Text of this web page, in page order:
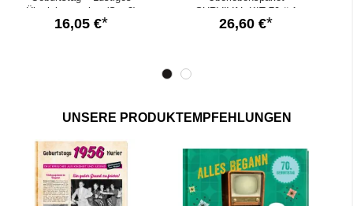
Überlebenspaket (Set 3)
16,05 €
SURVIVAL KIT 70 # 1
26,60 €
UNSERE PRODUKTEMPFEHLUNGEN